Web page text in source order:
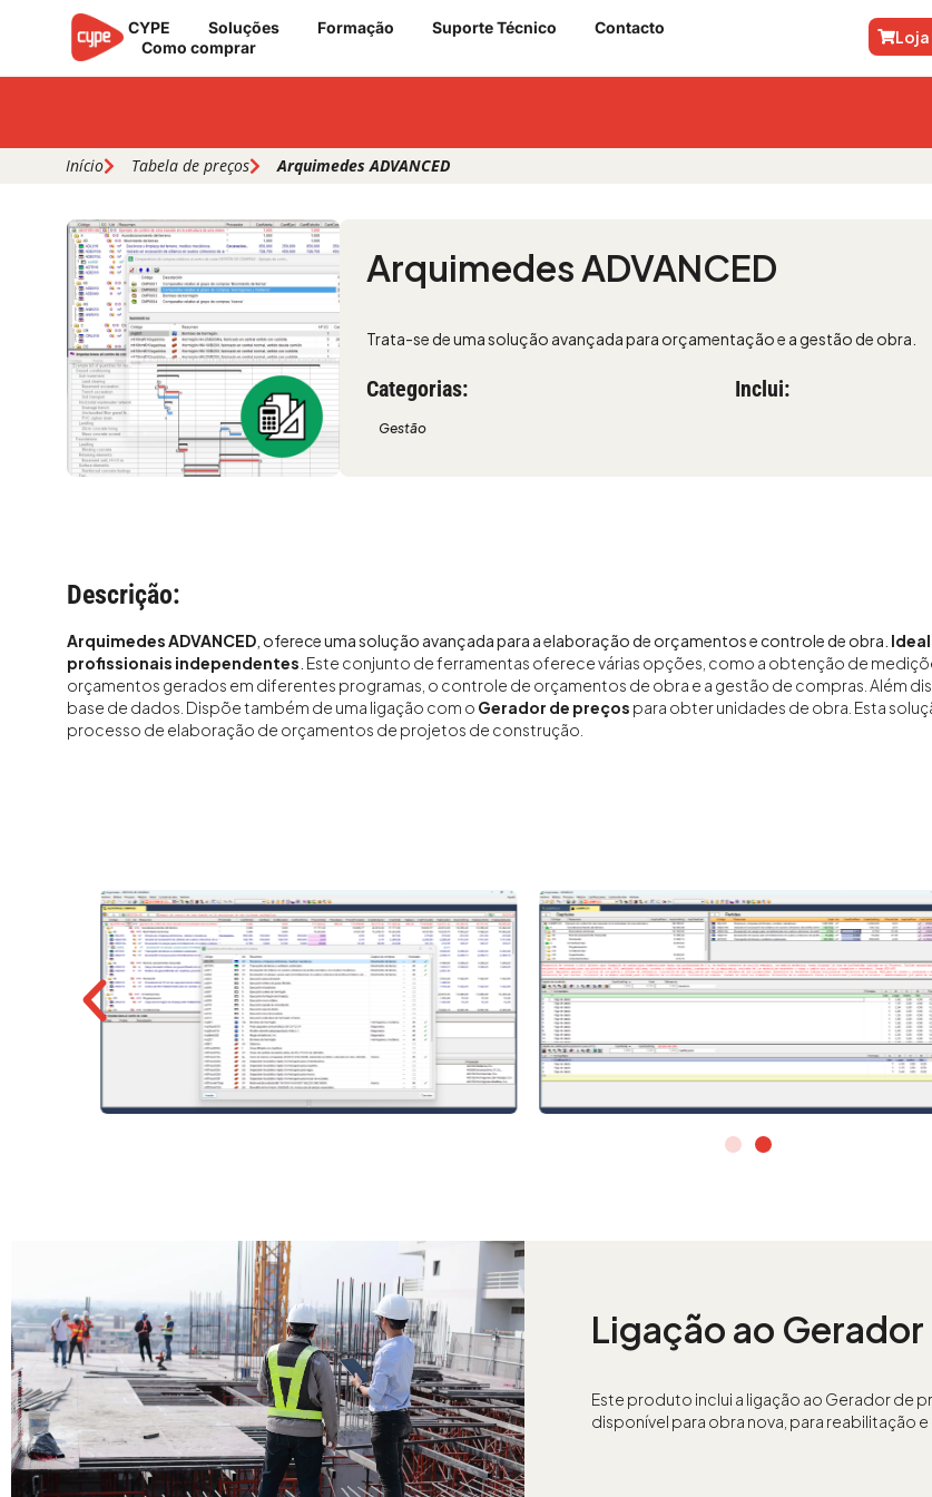
CYPE Soluções Formação Suporte Técnico
Contacto
Como comprar
Loja
Início Tabela de preços Arquimedes ADVANCED
Arquimedes ADVANCED
Trata-se de uma solução avançada para orçamentação e a gestão de obra.
Categorias:
Gestão
Inclui:
Descrição:
Arquimedes ADVANCED , oferece uma solução avançada para a elaboração de orçamentos e controle de obra.
profissionais independentes Este conjunto de ferramentas oferece várias opções, como a obtenção de
orçamentos gerados em diferentes programas, o controle de orçamentos de obra e a gestão de compras. Além
base de dados. Dispõe também de uma ligação com o Gerador de preços para obter unidades de obra. Esta
processo de elaboração de orçamentos de projetos de construção.
Ligação ao
Este produto inclui a ligação ao Gerador de
disponível para obra nova, para reabilitação